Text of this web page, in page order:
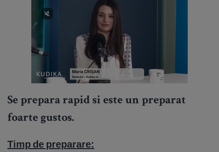
Se prepara rapid si este un preparat
foarte gustos.
Timp de preparare: